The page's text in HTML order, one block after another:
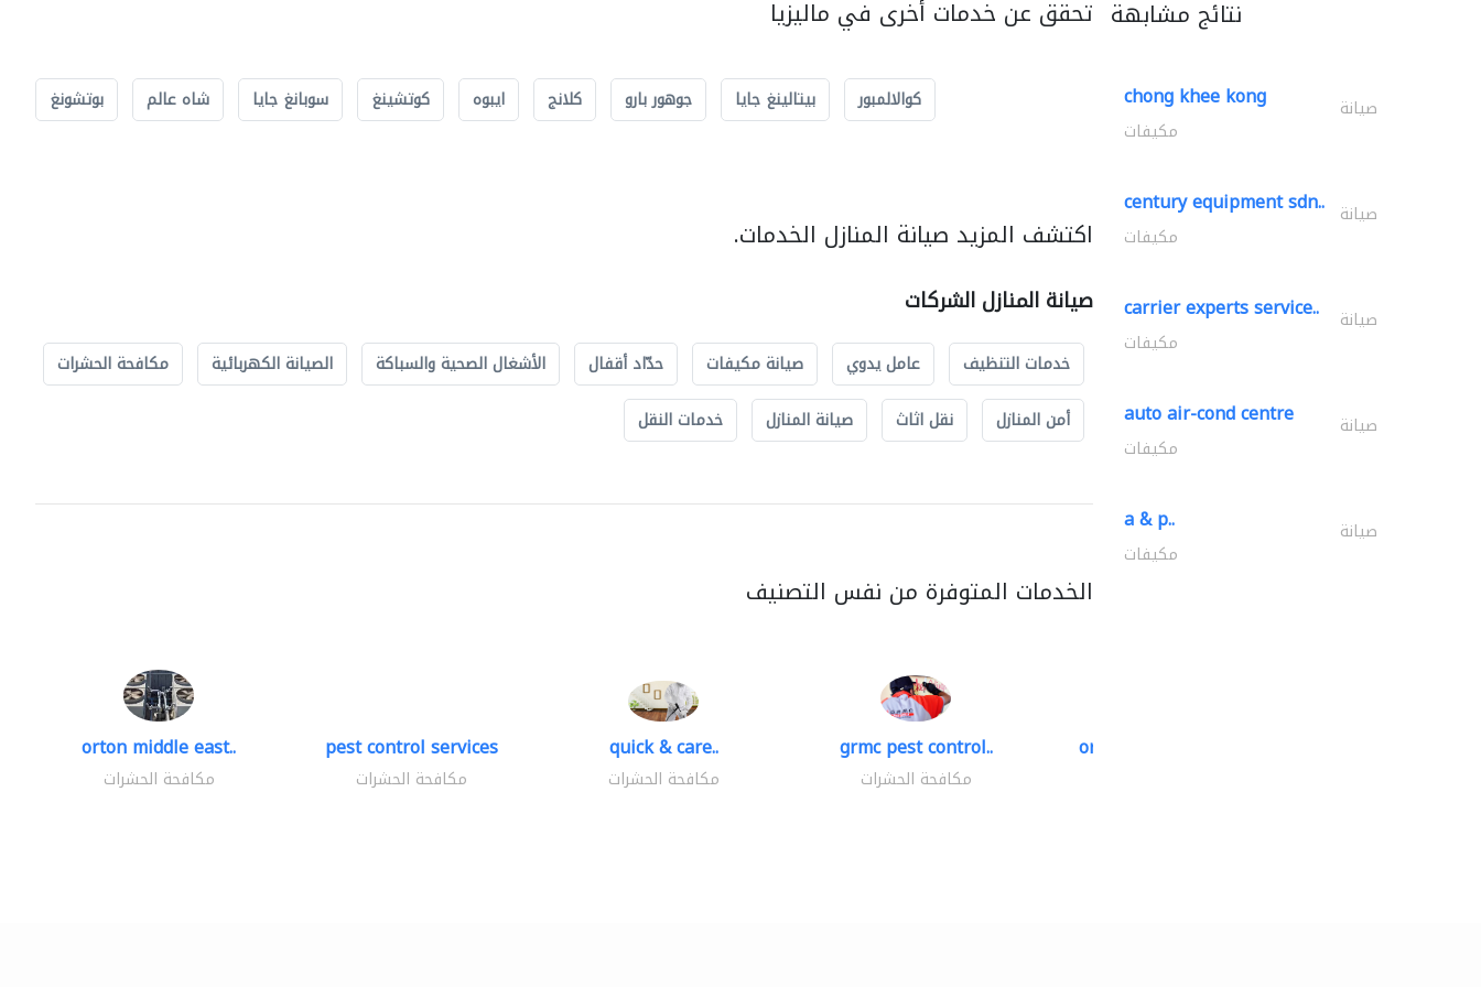
تحقق عن خدمات أخرى في ماليزيا
كوالالمبور بيتالينغ جايا جوهور بارو كلانج ايبوه كوتشينغ سوبانغ جايا شاه عالم بوتشونغ
اكتشف المزيد صيانة المنازل الخدمات.
صيانة المنازل الشركات
خدمات التنظيف عامل يدوي صيانة مكيفات حدّاد أقفال الأشغال الصحية والسباكة الصيانة الكهربائية
مكافحة الحشرات
أمن المنازل
نقل اثاث صيانة المنازل خدمات النقل
الخدمات المتوفرة من نفس التصنيف
orton middle east..
مكافحة الحشرات
pest control services
مكافحة الحشرات
quick & care..
مكافحة الحشرات
grmc pest control..
مكافحة الحشرات
oriental pest control..
نتائج مشابهة
chong khee kong صيانة
مكيفات
century equipment sdn.. صيانة
مكيفات
carrier experts service.. صيانة
مكيفات
auto air-cond centre صيانة
مكيفات
a & p.. صيانة
مكيفات